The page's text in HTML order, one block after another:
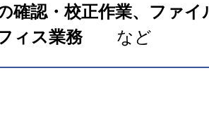
確認・校正作業、ファ
ィス業務など